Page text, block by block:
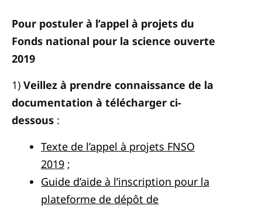
Pour postuler à l’appel à projets du
Fonds national pour la science ouverte
2019
1) Veillez à prendre connaissance de la
documentation à télécharger ci-
dessous :
Texte de l’appel à projets FNSO
2019 ;
Guide d’aide à l’inscription pour la
plateforme de dépôt de